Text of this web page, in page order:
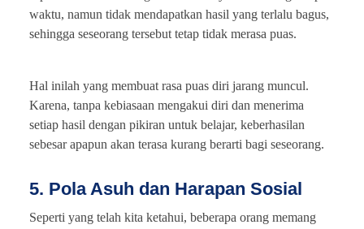
waktu, namun tidak mendapatkan hasil yang terlalu bagus,
sehingga seseorang tersebut tetap tidak merasa puas.
Hal inilah yang membuat rasa puas diri jarang muncul.
Karena, tanpa kebiasaan mengakui diri dan menerima
setiap hasil dengan pikiran untuk belajar, keberhasilan
sebesar apapun akan terasa kurang berarti bagi seseorang.
5. Pola Asuh dan Harapan Sosial
Seperti yang telah kita ketahui, beberapa orang memang